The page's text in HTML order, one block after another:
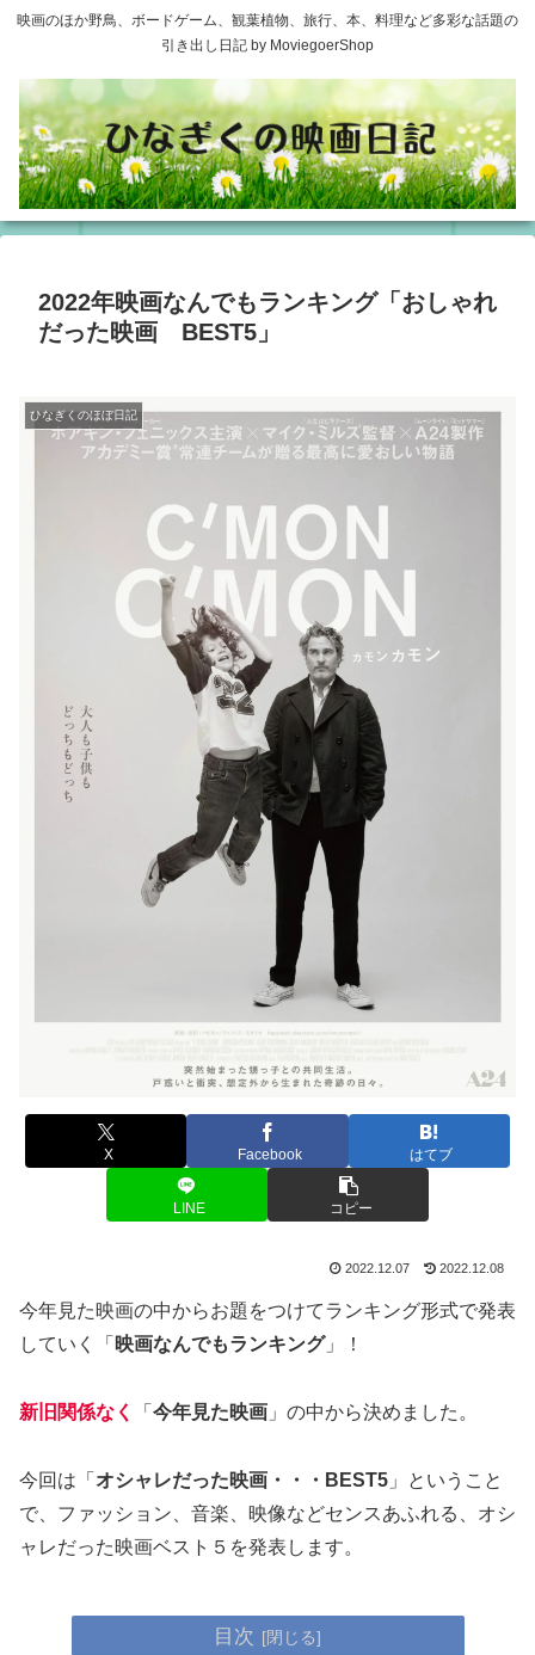
映画のほか野鳥、ボードゲーム、観葉植物、旅行、本、料理など多彩な話題の
引き出し日記 by MoviegoerShop
2022年映画なんでもランキング「おしゃれ
だった映画 BEST5」
ひなぎくのほぼ日記
X Facebook はてブ
LINE コピー
2022.12.07 2022.12.08
今年見た映画の中からお題をつけてランキング形式で発表
していく「 映画なんでもランキング」！
新旧関係なく 「 今年見た映画 」の中から決めました。
今回は「 オシャレだった映画・・・BEST5 」ということ
で、ファッション、音楽、映像などセンスあふれる、オシ
ャレだった映画ベスト５を発表します。
目次